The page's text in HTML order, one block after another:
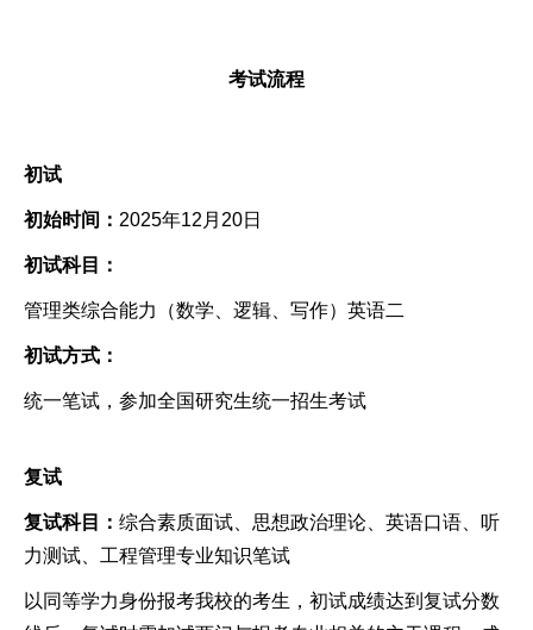
考试流程
初试
初始时间 ： 2025年12月20日
初试科目：
管理类综合能力（数学、逻辑、写作）英语二
初试方式：
统一笔试，参加全国研究生统一招生考试
复试
复试科目： 综合素质面试、思想政治理论、英语口语、听
力测试、工程管理专业知识笔试
以同等学力身份报考我校的考生，初试成绩达到复试分数